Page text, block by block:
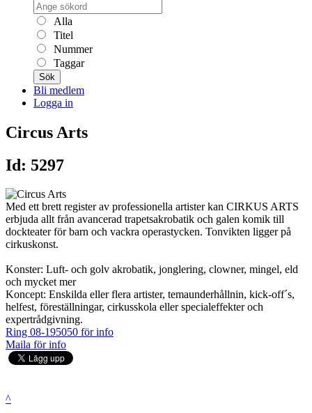
Alla
Titel
Nummer
Taggar
Sök
Bli medlem
Logga in
Circus Arts
Id: 5297
Med ett brett register av professionella artister kan CIRKUS ARTS
erbjuda allt från avancerad trapetsakrobatik och galen komik till
dockteater för barn och vackra operastycken. Tonvikten ligger på
cirkuskonst.
Konster: Luft- och golv akrobatik, jonglering, clowner, mingel, eld
och mycket mer
Koncept: Enskilda eller flera artister, temaunderhållnin, kick-off´s,
helfest, föreställningar, cirkusskola eller specialeffekter och
expertrådgivning.
Ring 08-195050 för info
Maila för info
^